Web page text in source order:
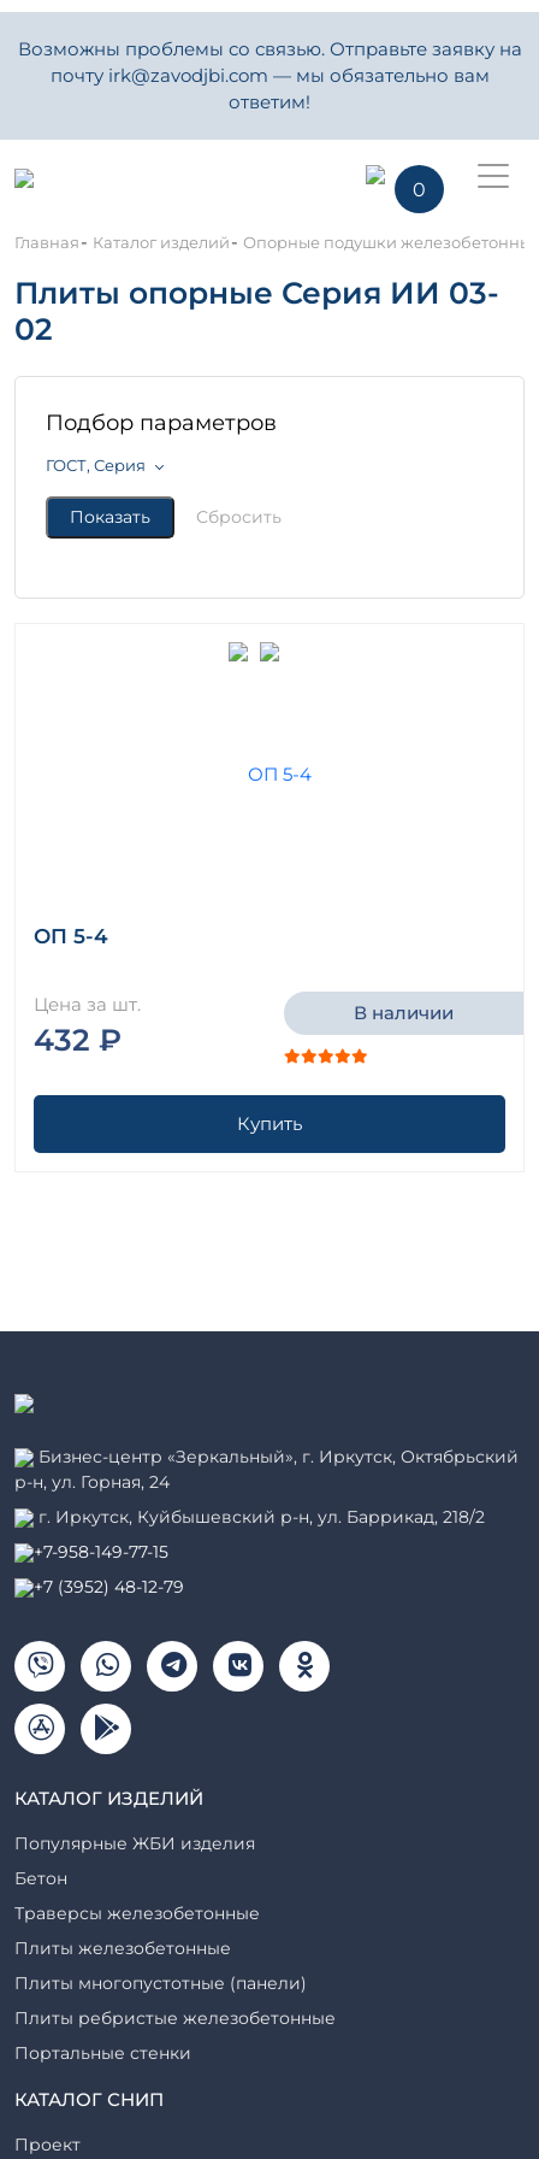
Возможны проблемы со связью. Отправьте заявку на
почту irk@zavodjbi.com — мы обязательно вам
ответим!
0
Главная- Каталог изделий- Опорные подушки
Плиты опорные Серия ИИ 03-
02
Подбор параметров
ГОСТ, Серия
ОП 5-4
Цена за шт.
432 ₽
В наличии
Купить
Бизнес-центр «Зеркальный», г. Иркутск, Октябрьский
р-н, ул. Горная, 24
г. Иркутск, Куйбышевский р-н, ул. Баррикад, 218/2
+7-958-149-77-15
+7 (3952) 48-12-79
КАТАЛОГ ИЗДЕЛИЙ
Популярные ЖБИ изделия
Бетон
Траверсы железобетонные
Плиты железобетонные
Плиты многопустотные (панели)
Плиты ребристые железобетонные
Портальные стенки
Прогоны железобетонные
КАТАЛОГ СНИП
Проект